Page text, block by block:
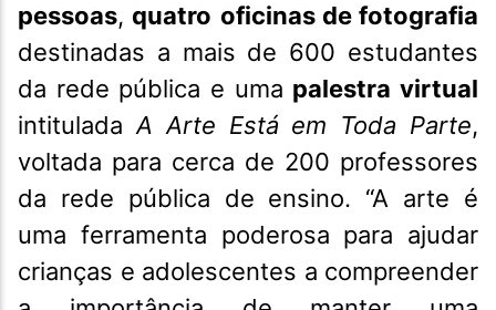
pessoas, quatro oficinas de fotografia
destinadas a mais de 600 estudantes
da rede pública e uma palestra virtual
intituladaA Arte Está em Toda Parte,
voltada para cerca de 200 professores
da rede pública de ensino. “A arte é
uma ferramenta poderosa para ajudar
crianças e adolescentes a compreender